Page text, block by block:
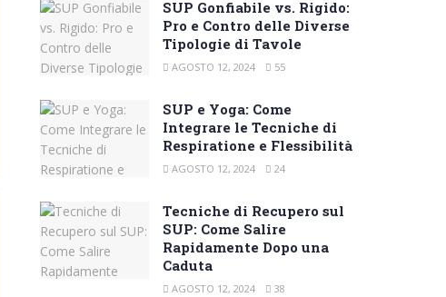
SUP Gonfiabile vs. Rigido:
Pro e Contro delle Diverse
Tipologie di Tavole
AGOSTO 12, 2024 55
SUP e Yoga: Come
Integrare le Tecniche di
Respiratione e Flessibilità
AGOSTO 12, 2024 24
Tecniche di Recupero sul
SUP: Come Salire
Rapidamente Dopo una
Caduta
AGOSTO 12, 2024 38